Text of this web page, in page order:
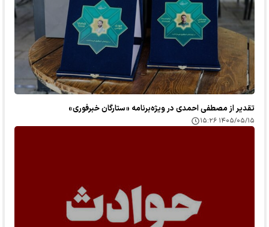
تقدیر از مصطفی احمدی در ویژه‌برنامه «ستارگان خبرفوری»
۱۴۰۵/۰۵/۱۵ ۱۵:۲۶